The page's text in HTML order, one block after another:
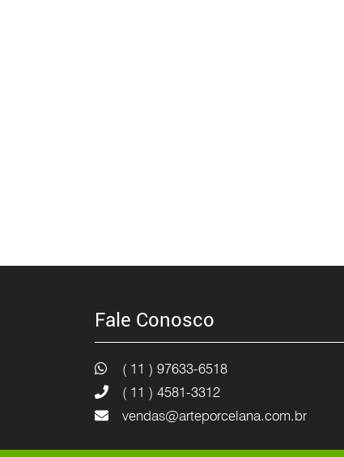
Fale Conosco
( 11 ) 97633-6518
( 11 ) 4581-3312
vendas@arteporcelana.com.br